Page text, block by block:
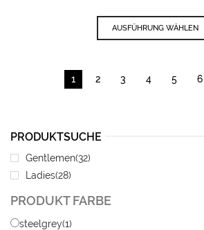
AUSFÜHRUNG WÄHLEN
1 2 3 4 5 6
PRODUKTSUCHE
Gentlemen(32)
Ladies(28)
PRODUKT FARBE
steelgrey(1)